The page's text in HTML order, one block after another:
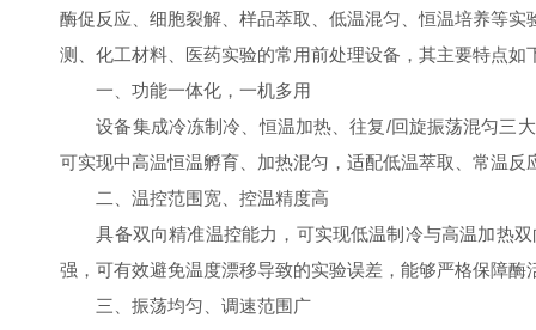
酶促反应、细胞裂解、样品萃取、低温混匀、恒温培养等
测、化工材料、医药实验的常用前处理设备，其主要特点如
一、功能一体化，一机多用
设备集成冷冻制冷、恒温加热、往复/回旋振荡混匀三大
可实现中高温恒温孵育、加热混匀，适配低温萃取、常温
二、温控范围宽、控温精度高
具备双向精准温控能力，可实现低温制冷与高温加热双
强，可有效避免温度漂移导致的实验误差，能够严格保障
三、振荡均匀、调速范围广